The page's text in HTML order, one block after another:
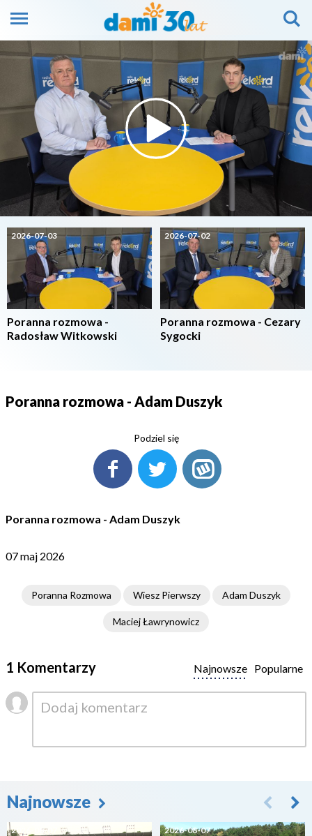
2026-07-03
Poranna rozmowa -
Radosław Witkowski
2026-07-02
Poranna rozmowa - Cezary
Sygocki
Poranna rozmowa - Adam Duszyk
Podziel się
Poranna rozmowa - Adam Duszyk
07 maj 2026
Poranna Rozmowa Wiesz Pierwszy Adam Duszyk
Maciej Ławrynowicz
1 Komentarzy Popularne
Najnowsze
Najnowsze
2026-08-07 2026-08-07